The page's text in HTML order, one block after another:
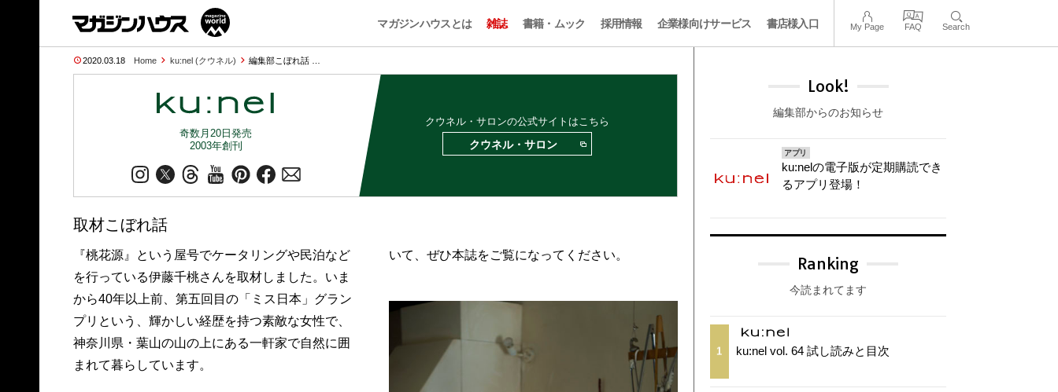
マガジンハウスとは 雑誌 書籍・ムック 採用情報 企業様向けサービス 書店様入口 My Page FAQ Search
2020.03.18 Home ku:nel (クウネル) 編集部こぼれ話 …
奇数月20日発売
2003年創刊
クウネル・サロンの公式サイトはこちら
クウネル・サロン
取材こぼれ話
『桃花源』という屋号でケータリングや民泊など
を行っている伊藤千桃さんを取材しました。いま
から40年以上前、第五回目の「ミス日本」グラン
プリという、輝かしい経歴を持つ素敵な女性で、
神奈川県・葉山の山の上にある一軒家で自然に囲
まれて暮らしています。
いて、ぜひ本誌をご覧になってください。
Look!
編集部からのお知らせ
アプリ
ku:nelの電子版が定期購読でき
るアプリ登場！
Ranking
今読まれてます
1 ku:nel vol. 64 試し読みと目次